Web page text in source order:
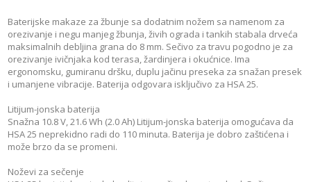
Baterijske makaze za žbunje sa dodatnim nožem sa namenom za
orezivanje i negu manjeg žbunja, živih ograda i tankih stabala drveća
maksimalnih debljina grana do 8 mm. Sečivo za travu pogodno je za
orezivanje ivičnjaka kod terasa, žardinjera i okućnice. Ima
ergonomsku, gumiranu dršku, duplu jačinu preseka za snažan presek
i umanjene vibracije. Baterija odgovara isključivo za HSA 25.
Litijum-jonska baterija
Snažna 10.8 V, 21.6 Wh (2.0 Ah) Litijum-jonska baterija omogućava da
HSA 25 neprekidno radi do 110 minuta. Baterija je dobro zaštićena i
može brzo da se promeni.
Noževi za sečenje